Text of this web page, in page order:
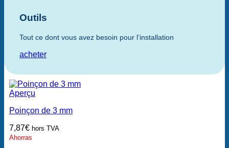
Outils
Tout ce dont vous avez besoin pour l’installation
acheter
Aperçu
Poinçon de 3 mm
7,87€ hors TVA
Ahorras